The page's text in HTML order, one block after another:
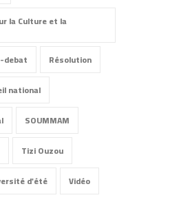
la Culture et la
debat
Résolution
national
SOUMMAM
Tizi Ouzou
d'été
Vidéo